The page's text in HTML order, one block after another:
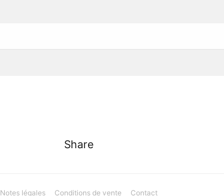
Share
Notes légales Conditions de vente Contact